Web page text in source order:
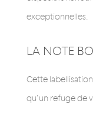
exceptionnelles.
LA NOTE
Cette
qu’un refuge de